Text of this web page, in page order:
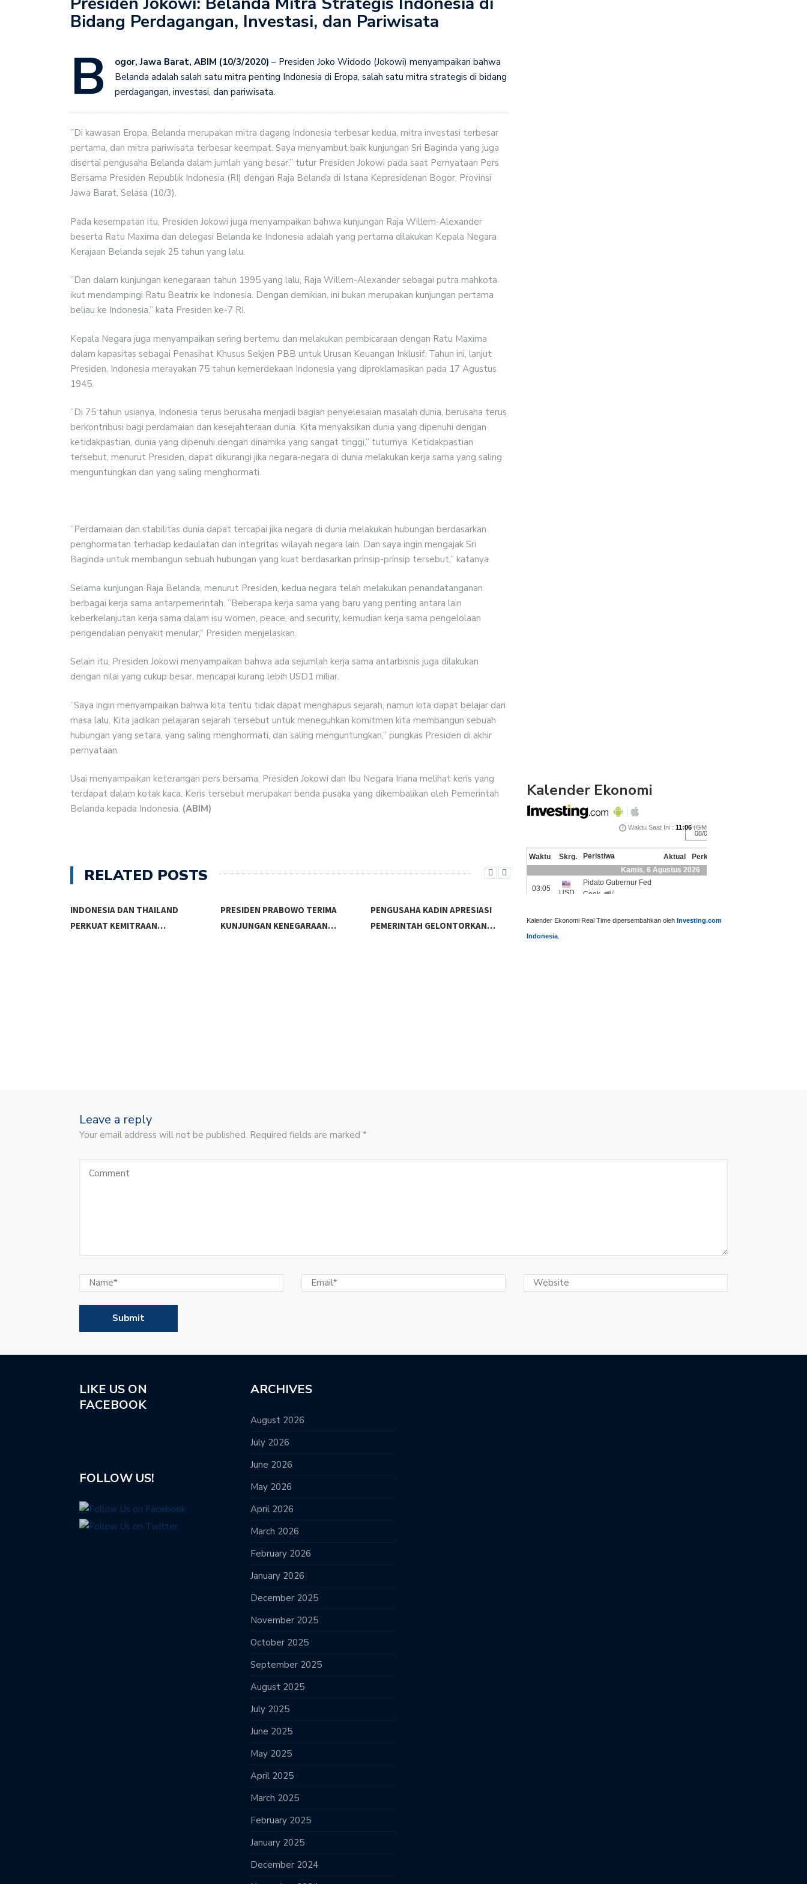
Bidang Perdagangan, Investasi, dan Pariwisata
B ogor, Jawa Barat, ABIM (10/3/2020) – Presiden Joko Widodo (Jokowi) menyampaikan bahwa
Belanda adalah salah satu mitra penting Indonesia di Eropa, salah satu mitra strategis di bidang
perdagangan, investasi, dan pariwisata.
”Di kawasan Eropa, Belanda merupakan mitra dagang Indonesia terbesar kedua, mitra investasi terbesar
pertama, dan mitra pariwisata terbesar keempat. Saya menyambut baik kunjungan Sri Baginda yang juga
disertai pengusaha Belanda dalam jumlah yang besar,” tutur Presiden Jokowi pada saat Pernyataan Pers
Bersama Presiden Republik Indonesia (RI) dengan Raja Belanda di Istana Kepresidenan Bogor, Provinsi
Jawa Barat, Selasa (10/3).
Pada kesempatan itu, Presiden Jokowi juga menyampaikan bahwa kunjungan Raja Willem-Alexander
beserta Ratu Maxima dan delegasi Belanda ke Indonesia adalah yang pertama dilakukan Kepala Negara
Kerajaan Belanda sejak 25 tahun yang lalu.
”Dan dalam kunjungan kenegaraan tahun 1995 yang lalu, Raja Willem-Alexander sebagai putra mahkota
ikut mendampingi Ratu Beatrix ke Indonesia. Dengan demikian, ini bukan merupakan kunjungan pertama
beliau ke Indonesia,” kata Presiden ke-7 RI.
Kepala Negara juga menyampaikan sering bertemu dan melakukan pembicaraan dengan Ratu Maxima
dalam kapasitas sebagai Penasihat Khusus Sekjen PBB untuk Urusan Keuangan Inklusif. Tahun ini, lanjut
Presiden, Indonesia merayakan 75 tahun kemerdekaan Indonesia yang diproklamasikan pada 17 Agustus
1945.
”Di 75 tahun usianya, Indonesia terus berusaha menjadi bagian penyelesaian masalah dunia, berusaha terus
berkontribusi bagi perdamaian dan kesejahteraan dunia. Kita menyaksikan dunia yang dipenuhi dengan
ketidakpastian, dunia yang dipenuhi dengan dinamika yang sangat tinggi,” tuturnya. Ketidakpastian
tersebut, menurut Presiden, dapat dikurangi jika negara-negara di dunia melakukan kerja sama yang saling
menguntungkan dan yang saling menghormati.
”Perdamaian dan stabilitas dunia dapat tercapai jika negara di dunia melakukan hubungan berdasarkan
penghormatan terhadap kedaulatan dan integritas wilayah negara lain. Dan saya ingin mengajak Sri
Baginda untuk membangun sebuah hubungan yang kuat berdasarkan prinsip-prinsip tersebut,” katanya.
Selama kunjungan Raja Belanda, menurut Presiden, kedua negara telah melakukan penandatanganan
berbagai kerja sama antarpemerintah. ”Beberapa kerja sama yang baru yang penting antara lain
keberkelanjutan kerja sama dalam isu women, peace, and security, kemudian kerja sama pengelolaan
pengendalian penyakit menular,” Presiden menjelaskan.
Selain itu, Presiden Jokowi menyampaikan bahwa ada sejumlah kerja sama antarbisnis juga dilakukan
dengan nilai yang cukup besar, mencapai kurang lebih USD1 miliar.
”Saya ingin menyampaikan bahwa kita tentu tidak dapat menghapus sejarah, namun kita dapat belajar dari
masa lalu. Kita jadikan pelajaran sejarah tersebut untuk meneguhkan komitmen kita membangun sebuah
hubungan yang setara, yang saling menghormati, dan saling menguntungkan,” pungkas Presiden di akhir
pernyataan.
Usai menyampaikan keterangan pers bersama, Presiden Jokowi dan Ibu Negara Iriana melihat keris yang
terdapat dalam kotak kaca. Keris tersebut merupakan benda pusaka yang dikembalikan oleh Pemerintah
Belanda kepada Indonesia. (ABIM)
RELATED POSTS
INDONESIA DAN THAILAND
PERKUAT KEMITRAAN…
PRESIDEN PRABOWO TERIMA
KUNJUNGAN KENEGARAAN…
PENGUSAHA KADIN APRESIASI
PEMERINTAH GELONTORKAN…
Kalender Ekonomi
Kalender Ekonomi Real Time dipersembahkan oleh Investing.com
Indonesia
Leave a reply
Your email address will not be published. Required fields are marked *
LIKE US ON
FACEBOOK
FOLLOW US!
ARCHIVES
August 2026
July 2026
June 2026
May 2026
April 2026
March 2026
February 2026
January 2026
December 2025
November 2025
October 2025
September 2025
August 2025
July 2025
June 2025
May 2025
April 2025
March 2025
February 2025
January 2025
December 2024